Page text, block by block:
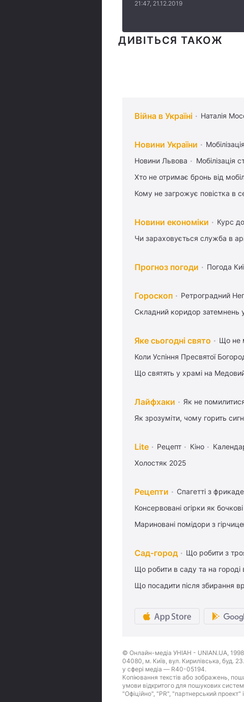
21:47, 21.12.2019
ДИВІТЬСЯ ТАКОЖ
Війна в Україні Наталія
Новини України
Новини Львова
Мобілізація
Хто не отримає бронь від
Кому не загрожує повістка в
Новини економіки Курс
Чи зараховується служба в
Прогноз погоди Погода
Гороскоп Ретроградний
Складний коридор затемнень
Яке сьогодні свято Що не
Коли Успіння Пресвятої
Що святять у храмі на
Лайфхаки Як не
Як зрозуміти, чому горить
Lite Рецепт Кіно
Холостяк 2025
Рецепти Спагетті з
Консервовані огірки як бочкові
Мариновані помідори з
Сад-город Що робити з
Що робити в саду та на городі
Що посадити після збирання
© Онлайн-медіа УНІАН - UNIAN.UA,
04080, м. Київ, вул. Кирилівська, буд.
у сфері медіа — R40-05194.
Копіювання текстів або зображень,
умови відкритого для пошукових
"Офіційно", "PR", "партнерський